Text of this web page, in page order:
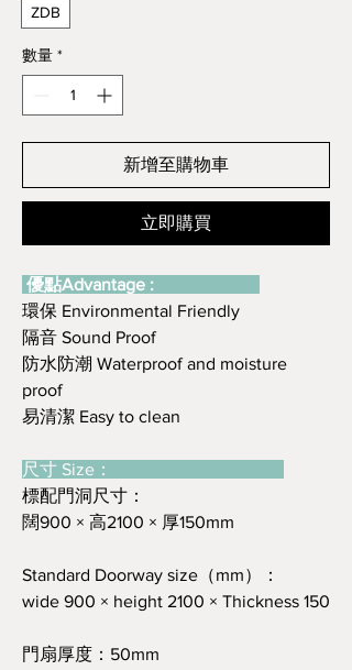
ZDB
數量 *
新增至購物車
立即購買
優點Advantage :
環保 Environmental Friendly
隔音 Sound Proof
防水防潮 Waterproof and moisture
proof
易清潔 Easy to clean
尺寸 Size：
標配門洞尺寸：
闊900 × 高2100 × 厚150mm
Standard Doorway size（mm）：
wide 900 × height 2100 × Thickness 150
門扇厚度：50mm